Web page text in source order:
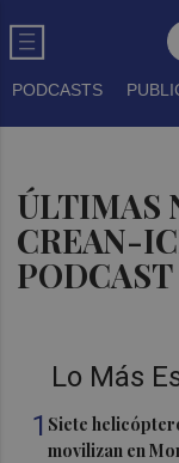
PODCASTS
ÚLTIMAS
CREAN-
PODCAST
Lo Más
1 Siete
movilizan en